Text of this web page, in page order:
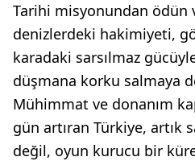
Tarihi misyonundan ödün
denizlerdeki hakimiyeti,
karadaki sarsılmaz
düşmana korku salmaya
Mühimmat ve donanım
gün artıran Türkiye, artık
değil, oyun kurucu bir